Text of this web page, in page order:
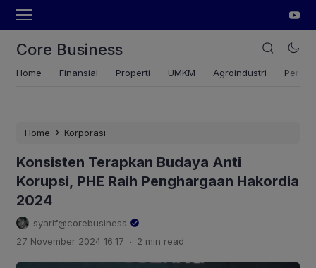
Core Business
Home Finansial Properti UMKM Agroindustri
Home › Korporasi
Konsisten Terapkan Budaya Anti
Korupsi, PHE Raih Penghargaan Hakordia
2024
syarif@corebusiness
27 November 2024 16:17 . 2 min read